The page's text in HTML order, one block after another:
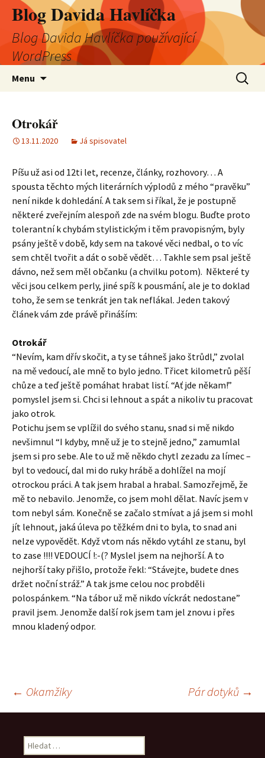
Blog Davida Havlíčka
Blog Davida Havlíčka používající
WordPress
Menu
Otrokář
13.11.2020 Já spisovatel
Píšu už asi od 12ti let, recenze, články, rozhovory… A
spousta těchto mých literárních výplodů z mého “pravěku”
není nikde k dohledání. A tak sem si říkal, že je postupně
některé zveřejním alespoň zde na svém blogu. Buďte proto
tolerantní k chybám stylistickým i těm pravopisným, byly
psány ještě v době, kdy sem na takové věci nedbal, o to víc
sem chtěl tvořit a dát o sobě vědět… Takhle sem psal ještě
dávno, než sem měl občanku (a chvilku potom). Některé ty
věci jsou celkem perly, jiné spíš k pousmání, ale je to doklad
toho, že sem se tenkrát jen tak neflákal. Jeden takový
článek vám zde právě přináším:
Otrokář
“Nevím, kam dřív skočit, a ty se táhneš jako štrůdl,” zvolal
na mě vedoucí, ale mně to bylo jedno. Třicet kilometrů pěší
chůze a teď ještě pomáhat hrabat listí. “Ať jde někam!”
pomyslel jsem si. Chci si lehnout a spát a nikoliv tu pracovat
jako otrok.
Potichu jsem se vplížil do svého stanu, snad si mě nikdo
nevšimnul “I kdyby, mně už je to stejně jedno,” zamumlal
jsem si pro sebe. Ale to už mě někdo chytl zezadu za límec –
byl to vedoucí, dal mi do ruky hrábě a dohlížel na mojí
otrockou práci. A tak jsem hrabal a hrabal. Samozřejmě, že
mě to nebavilo. Jenomže, co jsem mohl dělat. Navíc jsem v
tom nebyl sám. Konečně se začalo stmívat a já jsem si mohl
jít lehnout, jaká úleva po těžkém dni to byla, to snad ani
nelze vypovědět. Když vtom nás někdo vytáhl ze stanu, byl
to zase !!!! VEDOUCÍ !:-(? Myslel jsem na nejhorší. A to
nejhorší taky přišlo, protože řekl: “Stávejte, budete dnes
držet noční stráž.” A tak jsme celou noc probděli
polospánkem. “Na tábor už mě nikdo víckrát nedostane”
pravil jsem. Jenomže další rok jsem tam jel znovu i přes
mnou kladený odpor.
Navigace
pro
← Okamžiky Pár dotyků →
Vyhledávání